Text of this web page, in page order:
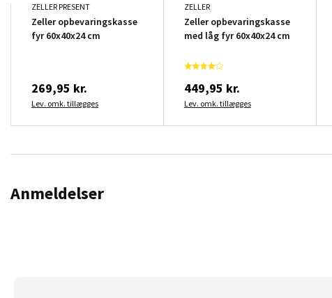
ZELLER PRESENT
Zeller opbevaringskasse
fyr 60x40x24 cm
269,95 kr.
Lev. omk. tillægges
ZELLER
Zeller opbevaringskasse
med låg fyr 60x40x24 cm
449,95 kr.
Lev. omk. tillægges
Anmeldelser